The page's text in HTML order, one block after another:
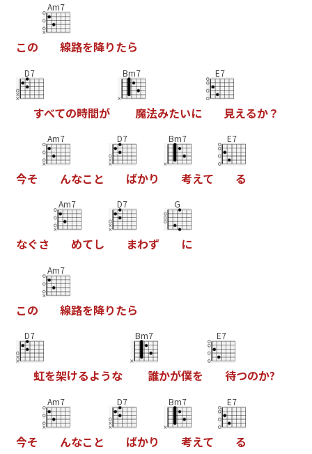
この
Am7
線路を降りたら
D7
すべての時間が
Bm7
魔法みたいに
E7
見えるか？
今そ
Am7
んなこ と
D7
ばかり
Bm7
考えて
E7
る
なぐさ
Am7
めてし
D7
まわず
G
に
この
Am7
線路を降りたら
D7
虹を架けるような
Bm7
誰かが僕を
E7
待つのか?
今そ
Am7
んなこ と
D7
ばかり
Bm7
考えて
E7
る